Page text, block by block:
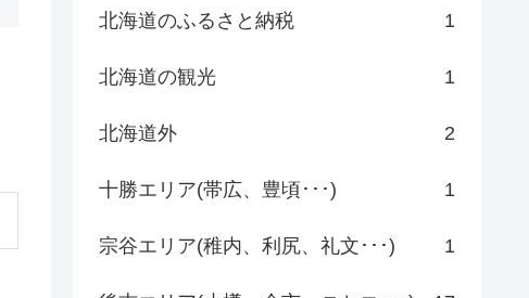
北海道のふるさと納税 1
北海道の観光 1
北海道外 2
十勝エリア(帯広、豊頃･･･) 1
宗谷エリア(稚内、利尻、礼文･･･) 1